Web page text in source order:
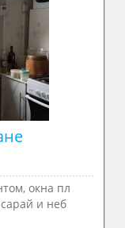
окна пл
и неб